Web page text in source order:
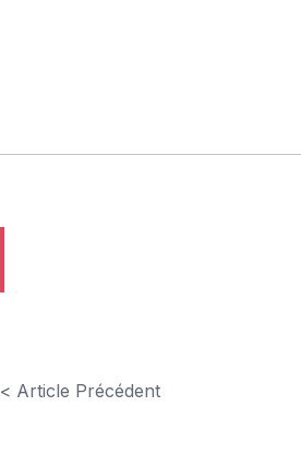
< Article Précédent